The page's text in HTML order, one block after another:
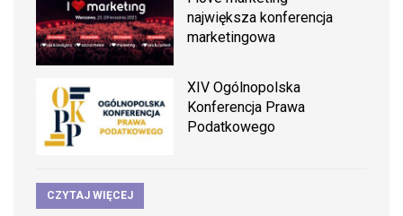
największa konferencja
marketingowa
XIV Ogólnopolska
Konferencja Prawa
Podatkowego
CZYTAJ WIĘCEJ